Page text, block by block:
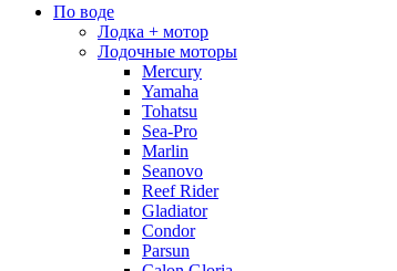
По воде
Лодка + мотор
Лодочные моторы
Mercury
Yamaha
Tohatsu
Sea-Pro
Marlin
Seanovo
Reef Rider
Gladiator
Condor
Parsun